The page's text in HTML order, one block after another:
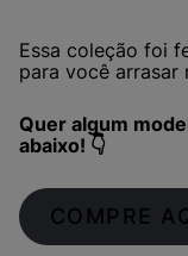
Essa coleção foi
para você
Quer algum
abaixo! 👇
COMPRE